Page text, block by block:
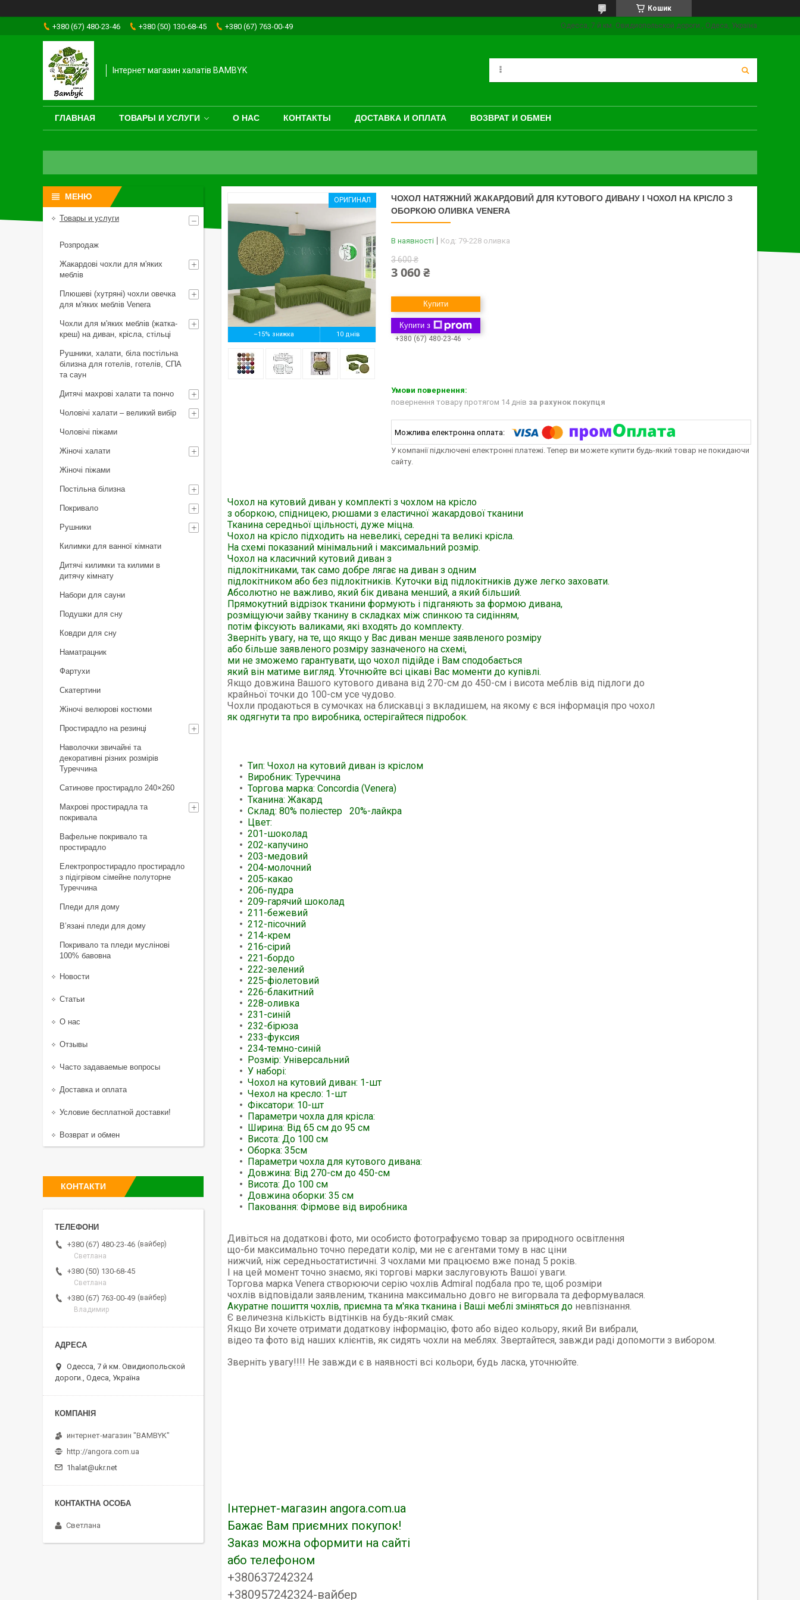
Кошик
+380 (67) 480-23-46 +380 (50) 130-68-45 +380 (67) 763-00-49 Одесса, 7 й км. Овидиопольской дороги., Одеса, Україна
Інтернет магазин халатів BAMBYK
ГЛАВНАЯ ТОВАРЫ И УСЛУГИ О НАС КОНТАКТЫ ДОСТАВКА И ОПЛАТА ВОЗВРАТ И ОБМЕН
–15% 10 днів
ОРИГИНАЛ
ЧОХОЛ НАТЯЖНИЙ ЖАКАРДОВИЙ ДЛЯ КУТОВОГО ДИВАНУ І ЧОХОЛ НА КРІСЛО З
ОБОРКОЮ ОЛИВКА VENERA
В наявності Код: 79-228 оливка
3 600 ₴
3 060 ₴
Купити
Купити з
+380 (67) 480-23-46
повернення товару протягом 14 днів за рахунок покупця
У компанії підключені електронні платежі. Тепер ви можете купити будь-який товар не покидаючи
сайту.
Чохол на кутовий диван у комплекті з чохлом на крісло
з оборкою, спідницею, рюшами з еластичної жакардової тканини
Тканина середньої щільності, дуже міцна.
Чохол на крісло підходить на невеликі, середні та великі крісла.
На схемі показаний мінімальний і максимальний розмір.
Чохол на класичний кутовий диван з
підлокітниками, так само добре лягає на диван з одним
підлокітником або без підлокітників. Куточки від підлокітників дуже легко заховати.
Абсолютно не важливо, який бік дивана менший, а який більший.
Прямокутний відрізок тканини формують і підганяють за формою дивана,
розміщуючи зайву тканину в складках між спинкою та сидінням,
потім фіксують валиками, які входять до комплекту.
Зверніть увагу, на те, що якщо у Вас диван менше заявленого розміру
або більше заявленого розміру зазначеного на схемі,
ми не зможемо гарантувати, що чохол підійде і Вам сподобається
який він матиме вигляд. Уточнюйте всі цікаві Вас моменти до купівлі.
Якщо довжина Вашого кутового дивана від 270-см до 450-см і висота меблів від підлоги до
крайньої точки до 100-см усе чудово.
Чохли продаються в сумочках на блискавці з вкладишем, на якому є вся інформація про чохол
як одягнути та про виробника, остерігайтеся підробок.
Тип: Чохол на кутовий диван із кріслом
Виробник: Туреччина
Торгова марка: Concordia (Venera)
Тканина: Жакард
Склад: 80% поліестер 20%-лайкра
Цвет:
201-шоколад
202-капучино
203-медовий
204-молочний
205-какао
206-пудра
209-гарячий шоколад
211-бежевий
212-пісочний
214-крем
216-сірий
221-бордо
222-зелений
225-фіолетовий
226-блакитний
228-оливка
231-синій
232-бірюза
233-фуксия
234-темно-синій
Розмір: Універсальний
У наборі:
Чохол на кутовий диван: 1-шт
Чехол на кресло: 1-шт
Фіксатори: 10-шт
Параметри чохла для крісла:
Ширина: Від 65 см до 95 см
Висота: До 100 см
Оборка: 35см
Параметри чохла для кутового дивана:
Довжина: Від 270-см до 450-см
Висота: До 100 см
Довжина оборки: 35 см
Паковання: Фірмове від виробника
Дивіться на додаткові фото, ми особисто фотографуємо товар за природного освітлення
що-би максимально точно передати колір, ми не є агентами тому в нас ціни
нижчий, ніж середньостатистичні. З чохлами ми працюємо вже понад 5 років.
І на цей момент точно знаємо, які торгові марки заслуговують Вашої уваги.
Торгова марка Venera створюючи серію чохлів Admiral подбала про те, щоб розміри
чохлів відповідали заявленим, тканина максимально довго не вигорвала та деформувалася.
Акуратне пошиття чохлів, приємна та м'яка тканина і Ваші меблі зміняться до невпізнання.
Є величезна кількість відтінків на будь-який смак.
Якщо Ви хочете отримати додаткову інформацію, фото або відео кольору, який Ви вибрали,
відео та фото від наших клієнтів, як сидять чохли на меблях. Звертайтеся, завжди раді допомогти з вибором.
Зверніть увагу!!!! Не завжди є в наявності всі кольори, будь ласка, уточнюйте.
Інтернет-магазин angora.com.ua
Бажає Вам приємних покупок!
Заказ можна оформити на сайті
або телефоном
+380637242324
+380957242324-вайбер
Товары и услуги
Розпродаж
Жакардові чохли для м'яких
меблів
Плюшеві (хутряні) чохли овечка
для м'яких меблів Venera
Чохли для м'яких меблів (жатка-
креш) на диван, крісла, стільці
Рушники, халати, біла постільна
білизна для готелів, готелів, СПА
та саун
Дитячі махрові халати та пончо
Чоловічі халати – великий вибір
Чоловічі піжами
Жіночі халати
Жіночі піжами
Постільна білизна
Покривало
Рушники
Килимки для ванної кімнати
Дитячі килимки та килими в
дитячу кімнату
Набори для сауни
Подушки для сну
Ковдри для сну
Наматрацник
Фартухи
Скатертини
Жіночі велюрові костюми
Простирадло на резинці
Наволочки звичайні та
декоративні різних розмірів
Туреччина
Сатинове простирадло 240×260
Махрові простирадла та
покривала
Вафельне покривало та
простирадло
Електропростирадло простирадло
з підігрівом сімейне полуторне
Туреччина
Пледи для дому
В’язані пледи для дому
Покривало та пледи муслінові
100% бавовна
Новости
Статьи
О нас
Отзывы
Часто задаваемые вопросы
Доставка и оплата
Условие бесплатной доставки!
Возврат и обмен
КОНТАКТИ
+380 (67) 480-23-46
вайбер
Светлана
+380 (50) 130-68-45
Светлана
+380 (67) 763-00-49
вайбер
Владимир
Одесса, 7 й км. Овидиопольской
дороги., Одеса, Україна
интернет-магазин "BAMBYK"
http://angora.com.ua
1halat@ukr.net
Светлана